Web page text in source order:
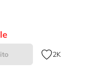
2K